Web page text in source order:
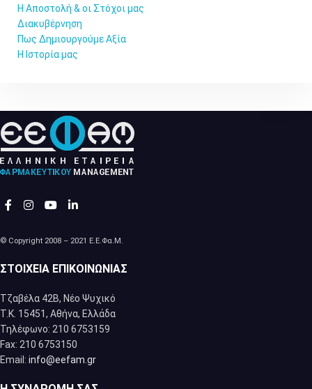
Η Αποστολή & οι Στόχοι μας
Διακυβέρνηση
Πως Δημιουργούμε Αξία
Η Ιστορία μας
© Copyright 2008 – 2021 Ε.Ε.Φα.Μ.
ΣΤΟΙΧΕΊΑ ΕΠΙΚΟΙΝΩΝΊΑΣ
Τζαβέλα 42Β, Νέο Ψυχικό
Τ.Κ. 15451, Αθήνα, Eλλάδα
Τηλέφωνο: 210 6753159
Fax: 210 6753150
Email: info@eefam.gr